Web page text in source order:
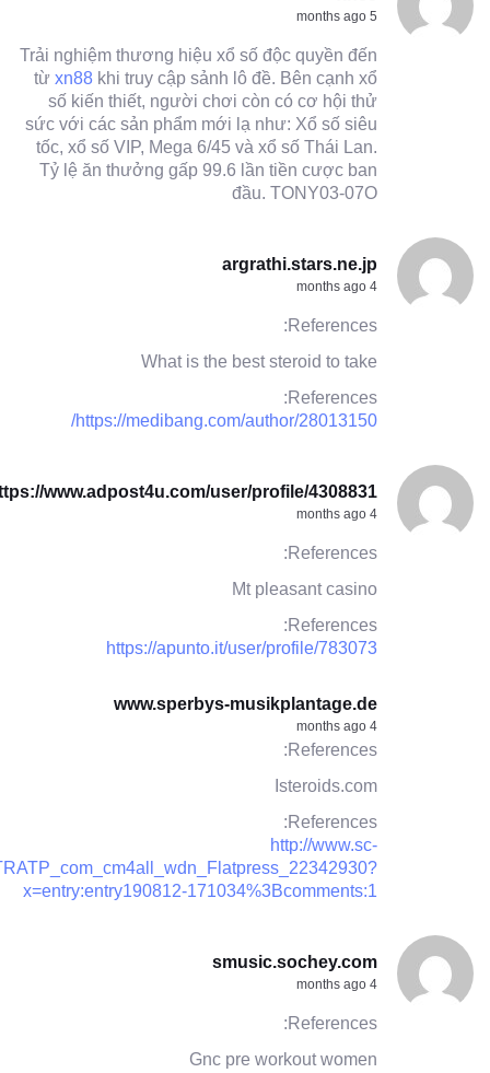
5 months ago
Trải nghiệm thương hiệu xổ số độc quyền đến
từ xn88 khi truy cập sảnh lô đề. Bên cạnh xổ
số kiến thiết, người chơi còn có cơ hội thử
sức với các sản phẩm mới lạ như: Xổ số siêu
tốc, xổ số VIP, Mega 6/45 và xổ số Thái Lan.
Tỷ lệ ăn thưởng gấp 99.6 lần tiền cược ban
đầu. TONY03-07O
argrathi.stars.ne.jp
4 months ago
References:
What is the best steroid to take
References:
https://medibang.com/author/28013150/
www.adpost4u.com/user/profile/4308831
4 months ago
References:
Mt pleasant casino
References:
https://apunto.it/user/profile/783073
www.sperbys-musikplantage.de
4 months ago
References:
Isteroids.com
References:
http://www.sc-
x=entry:entry190812-171034%3Bcomments:1
smusic.sochey.com
4 months ago
References:
Gnc pre workout women